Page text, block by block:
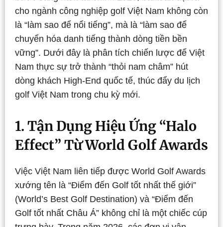
cho ngành công nghiệp golf Việt Nam không còn
là “làm sao để nổi tiếng”, mà là “làm sao để
chuyển hóa danh tiếng thành dòng tiền bền
vững”. Dưới đây là phân tích chiến lược để Việt
Nam thực sự trở thành “thỏi nam châm” hút
dòng khách High-End quốc tế, thúc đẩy du lịch
golf Việt Nam trong chu kỳ mới.
1. Tận Dụng Hiệu Ứng “Halo
Effect” Từ World Golf Awards
Việc Việt Nam liên tiếp được World Golf Awards
xướng tên là “Điểm đến Golf tốt nhất thế giới”
(World’s Best Golf Destination) và “Điểm đến
Golf tốt nhất Châu Á” không chỉ là một chiếc cúp